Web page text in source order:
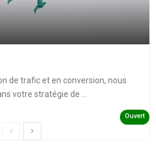
de trafic et en conversion, nous
votre stratégie de ...
Ouvert